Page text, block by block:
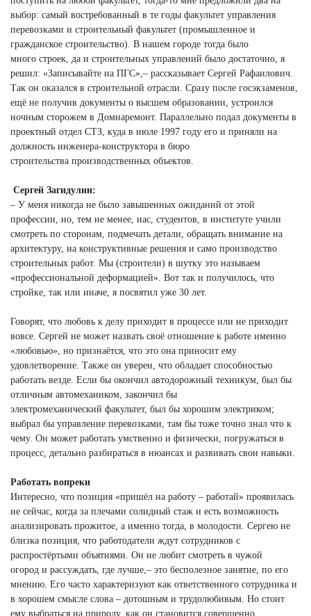
выбор: самый востребованный в те годы факультет управления
перевозками и строительный факультет (промышленное и
гражданское строительство). В нашем городе тогда было
много строек, да и строительных управлений было достаточно, я
решил: «Записывайте на ПГС»,– рассказывает Сергей Рафаилович.
Так он оказался в строительной отрасли. Сразу после госэкзаменов,
ещё не получив документы о высшем образовании, устроился
ночным сторожем в Домнаремонт. Параллельно подал документы в
проектный отдел СТЗ, куда в июле 1997 году его и приняли на
должность инженера-конструктора в бюро
строительства производственных объектов.
Сергей Загидулин:
– У меня никогда не было завышенных ожиданий от этой
профессии, но, тем не менее, нас, студентов, в институте учили
смотреть по сторонам, подмечать детали, обращать внимание на
архитектуру, на конструктивные решения и само производство
строительных работ. Мы (строители) в шутку это называем
«профессиональной деформацией». Вот так и получилось, что
стройке, так или иначе, я посвятил уже 30 лет.
Говорят, что любовь к делу приходит в процессе или не приходит
вовсе. Сергей не может назвать своё отношение к работе именно
«любовью», но признаётся, что это она приносит ему
удовлетворение. Также он уверен, что обладает способностью
работать везде. Если бы окончил автодорожный техникум, был бы
отличным автомехаником, закончил бы
электромеханический факультет, был бы хорошим электриком;
выбрал бы управление перевозками, там бы тоже точно знал что к
чему. Он может работать умственно и физически, погружаться в
процесс, детально разбираться в нюансах и развивать свои навыки.
Работать вопреки
Интересно, что позиция «пришёл на работу – работай» проявилась
не сейчас, когда за плечами солидный стаж и есть возможность
анализировать прожитое, а именно тогда, в молодости. Сергею не
близка позиция, что работодатели ждут сотрудников с
распростёртыми объятиями. Он не любит смотреть в чужой
огород и рассуждать, где лучше,– это бесполезное занятие, по его
мнению. Его часто характеризуют как ответственного сотрудника и
в хорошем смысле слова – дотошным и трудолюбивым. Но стоит
ему выбраться на природу, как он становится совершенно